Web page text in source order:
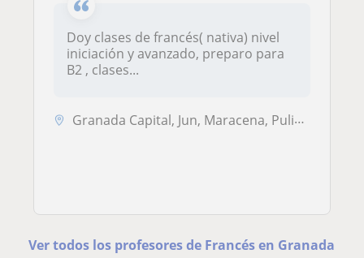
Doy clases de francés( nativa) nivel
iniciación y avanzado, preparo para
B2 , clases...
Granada Capital, Jun, Maracena, Pulianas
Ver todos los profesores de Francés en Granada